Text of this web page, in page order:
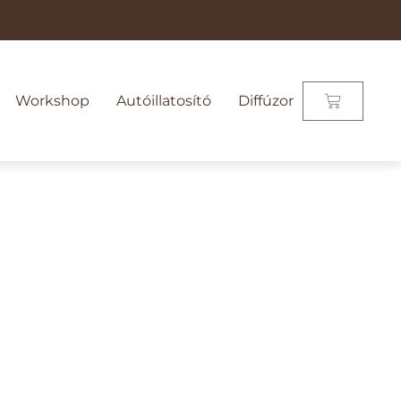
Workshop Autóillatosító Diffúzor